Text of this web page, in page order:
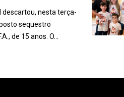
descartou, nesta terça-
sequestro
de 15 anos. O…